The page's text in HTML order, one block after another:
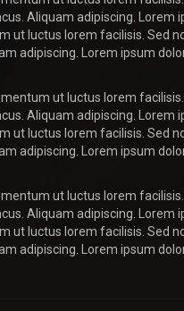
Aliquam adipiscing.
luctus lorem facilisis. Sed
adipiscing. Lorem ipsum
ut luctus lorem
Aliquam adipiscing.
luctus lorem facilisis. Sed
adipiscing. Lorem ipsum
ut luctus lorem
Aliquam adipiscing.
luctus lorem facilisis. Sed
adipiscing. Lorem ipsum